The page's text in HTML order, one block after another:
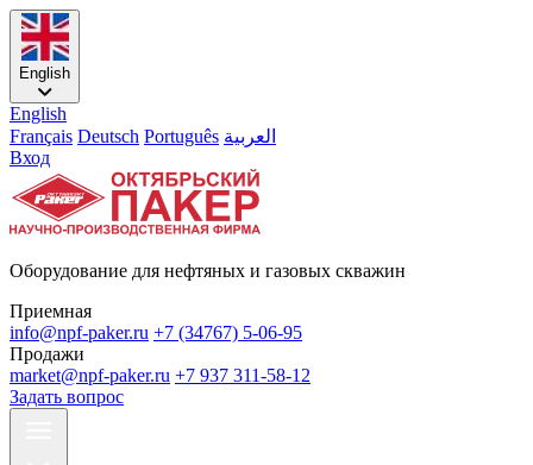
English
English
Français Deutsch Português العربية
Вход
Оборудование для нефтяных и газовых скважин
Приемная
info@npf-paker.ru +7 (34767) 5-06-95
Продажи
market@npf-paker.ru +7 937 311-58-12
Задать вопрос